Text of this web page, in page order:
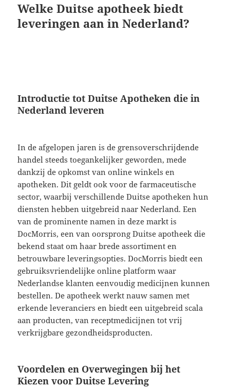
Welke Duitse apotheek biedt
leveringen aan in Nederland?
Introductie tot Duitse Apotheken die in
Nederland leveren
In de afgelopen jaren is de grensoverschrijdende
handel steeds toegankelijker geworden, mede
dankzij de opkomst van online winkels en
apotheken. Dit geldt ook voor de farmaceutische
sector, waarbij verschillende Duitse apotheken hun
diensten hebben uitgebreid naar Nederland. Een
van de prominente namen in deze markt is
DocMorris, een van oorsprong Duitse apotheek die
bekend staat om haar brede assortiment en
betrouwbare leveringsopties. DocMorris biedt een
gebruiksvriendelijke online platform waar
Nederlandse klanten eenvoudig medicijnen kunnen
bestellen. De apotheek werkt nauw samen met
erkende leveranciers en biedt een uitgebreid scala
aan producten, van receptmedicijnen tot vrij
verkrijgbare gezondheidsproducten.
Voordelen en Overwegingen bij het
Kiezen voor Duitse Levering